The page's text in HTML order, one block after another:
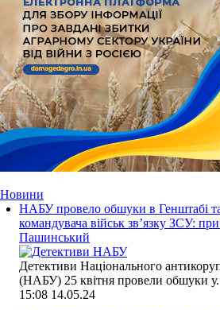
Новини
НАБУ провело обшуки в Генштабі
командувача військ зв’язку ЗСУ:
Пашинський
Детективи Національного
(НАБУ) 25 квітня провели обшуки
15:08 14.05.24